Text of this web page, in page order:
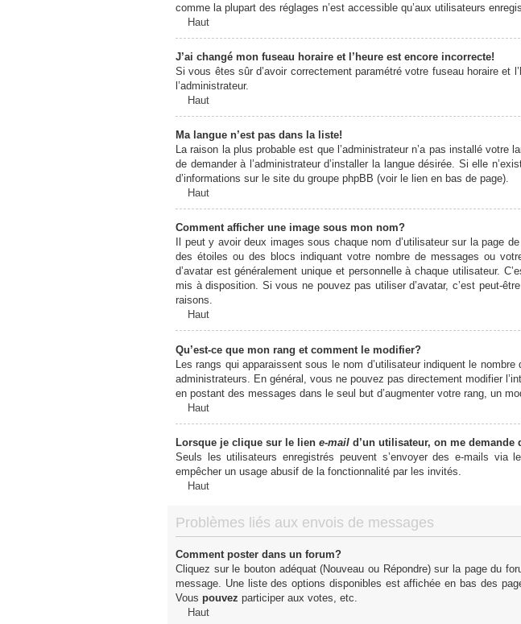
comme la plupart des réglages n’est accessible qu’aux utilisateurs
Haut
J’ai changé mon fuseau horaire et l’heure est encore incorrecte!
Si vous êtes sûr d’avoir correctement paramétré votre fuseau horaire et
l’administrateur.
Haut
Ma langue n’est pas dans la liste!
La raison la plus probable est que l’administrateur n’a pas installé
de demander à l’administrateur d’installer la langue désirée. Si elle
d’informations sur le site du groupe phpBB (voir le lien en bas de page).
Haut
Comment afficher une image sous mon nom?
Il peut y avoir deux images sous chaque nom d’utilisateur sur la page
des étoiles ou des blocs indiquant votre nombre de messages ou
d’avatar est généralement unique et personnelle à chaque utilisateur.
mis à disposition. Si vous ne pouvez pas utiliser d’avatar, c’est peut-
raisons.
Haut
Qu’est-ce que mon rang et comment le modifier?
Les rangs qui apparaissent sous le nom d’utilisateur indiquent le
administrateurs. En général, vous ne pouvez pas directement modifier
en postant des messages dans le seul but d’augmenter votre rang, un
Haut
Lorsque je clique sur le lien e-mail d’un utilisateur, on me demande
Seuls les utilisateurs enregistrés peuvent s’envoyer des e-mails via
empêcher un usage abusif de la fonctionnalité par les invités.
Haut
Problèmes liés aux envois de messages
Comment poster dans un forum?
Cliquez sur le bouton adéquat (Nouveau ou Répondre) sur la page du
message. Une liste des options disponibles est affichée en bas des
Vous pouvez participer aux votes, etc.
Haut